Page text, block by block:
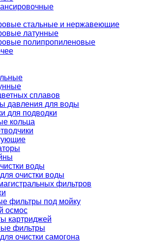
стальные и нержавеющие
латунные
полипропиленовые
сплавов
давления для воды
для подводки
кольца
воды
очистки воды
фильтров
фильтры под мойку
осмос
картриджей
фильтры
очистки самогона